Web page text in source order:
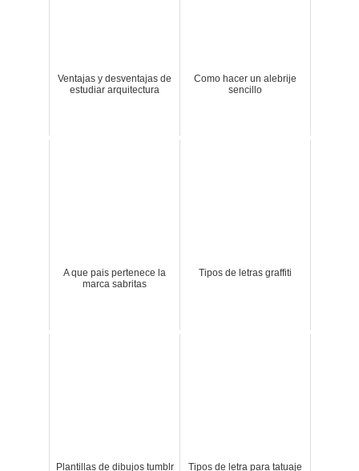
Ventajas y desventajas de
estudiar arquitectura
Como hacer un alebrije
sencillo
A que pais pertenece la
marca sabritas
Tipos de letras graffiti
Plantillas de dibujos tumblr Tipos de letra para tatuaje